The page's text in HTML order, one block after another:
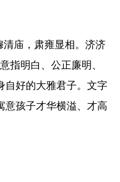
清庙，肃雍显相。济济
指明白、公正廉明、
自好的大雅君子。文字
意孩子才华横溢、才高